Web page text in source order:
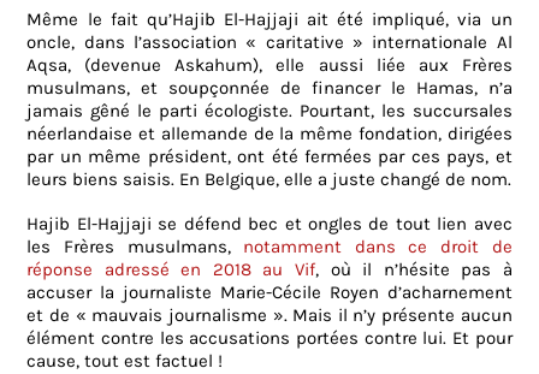
Même le fait qu’Hajib El-Hajjaji ait été impliqué, via un
oncle, dans l’association « caritative » internationale Al
Aqsa, (devenue Askahum), elle aussi liée aux Frères
musulmans, et soupçonnée de financer le Hamas, n’a
jamais gêné le parti écologiste. Pourtant, les succursales
néerlandaise et allemande de la même fondation, dirigées
par un même président, ont été fermées par ces pays, et
leurs biens saisis. En Belgique, elle a juste changé de nom.
Hajib El-Hajjaji se défend bec et ongles de tout lien avec
les Frères musulmans, notamment dans ce droit de
réponse adressé en 2018 au Vif, où il n’hésite pas à
accuser la journaliste Marie-Cécile Royen d’acharnement
et de « mauvais journalisme ». Mais il n’y présente aucun
élément contre les accusations portées contre lui. Et pour
cause, tout est factuel !